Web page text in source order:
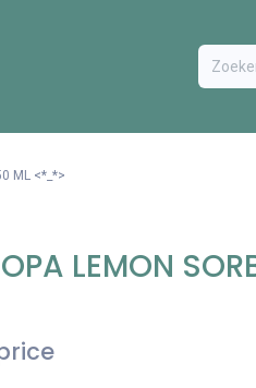
ML <*_*>
LEMON